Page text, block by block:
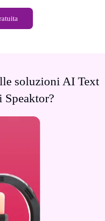
soluzioni AI Text
Speaktor?